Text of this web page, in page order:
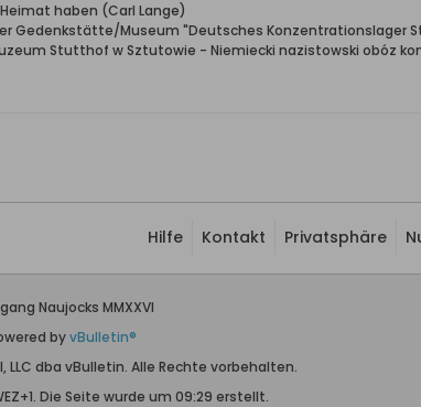
haben (Carl Lange)
Gedenkstätte/Museum "Deutsches Konzentrationslager
Stutthof w Sztutowie - Niemiecki nazistowski obóz
Hilfe Kontakt Privatsphäre
Naujocks MMXXVI
byvBulletin®
LLC dba vBulletin. Alle Rechte vorbehalten.
Die Seite wurde um 09:29 erstellt.